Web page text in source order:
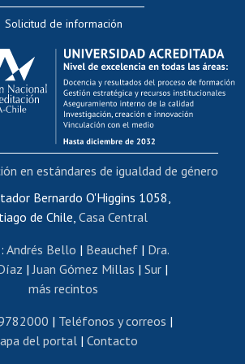
Evaluación docente
Calificación académica
Postulación al AUCAI
Funcionarias/os
internos de capacitación
Bienestar del personal
de movilidad interna
Certificado de renta
de renta honorarios
Editar páginas blancas
Extranjeras/os
y reconocimiento de títulos
al Programa de Movilidad Estudiantil
Solicitud de información
Bernardo O'Higgins 1058,
de Chile,Casa Central
: Andrés Bello | Beauchef| Dra.
|Juan Gómez Millas | Sur |
más recintos
| Teléfonos y correos |
del portal| Contacto
en estándares de igualdad de género